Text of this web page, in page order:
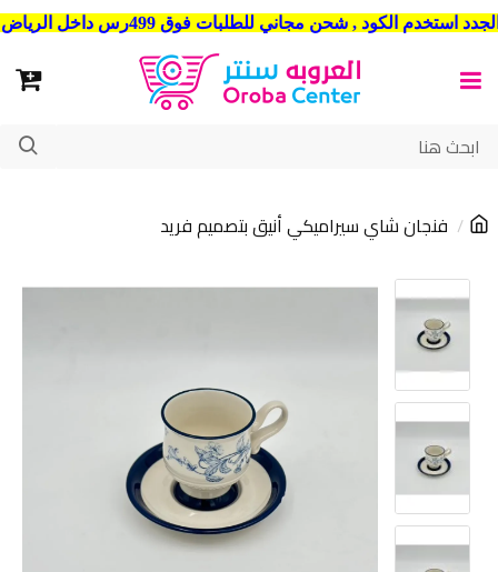
شحن مجاني للطلبات فوق 499رس داخل الرياض . وشحن الي جميع مدن المملكة العربية السعودية
فنجان شاي سيراميكي أنيق بتصميم فريد